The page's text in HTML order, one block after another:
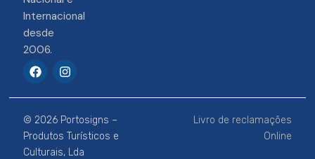
Internacional
desde
2006.
F
a
e
b
o
o
k
I
n
t
a
g
r
a
© 2026 Portosigns –
Produtos Turísticos e
Culturais, Lda
Livro de reclamações
Online